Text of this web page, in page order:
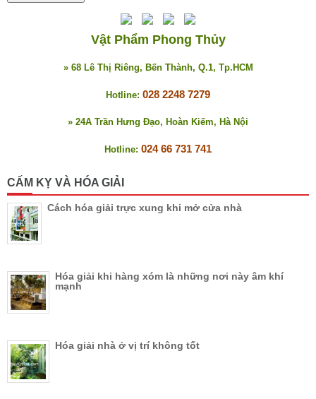
Vật Phẩm Phong Thủy
» 68 Lê Thị Riêng, Bến Thành, Q.1, Tp.HCM
Hotline: 028 2248 7279
» 24A Trần Hưng Đạo, Hoàn Kiếm, Hà Nội
Hotline: 024 66 731 741
CẤM KỴ VÀ HÓA GIẢI
Cách hóa giải trực xung khi mở cửa nhà
Hóa giải khi hàng xóm là những nơi này âm khí
mạnh
Hóa giải nhà ở vị trí không tốt